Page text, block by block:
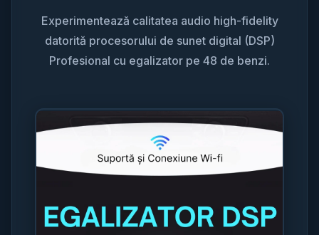
Experimentează calitatea audio high-fidelity
datorită procesorului de sunet digital (DSP)
Profesional cu egalizator pe 48 de benzi.